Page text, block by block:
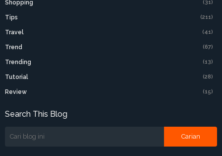
Shopping (31)
Tips (211)
Travel (41)
Trend (67)
Trending (13)
Tutorial (28)
Review (15)
Search This Blog